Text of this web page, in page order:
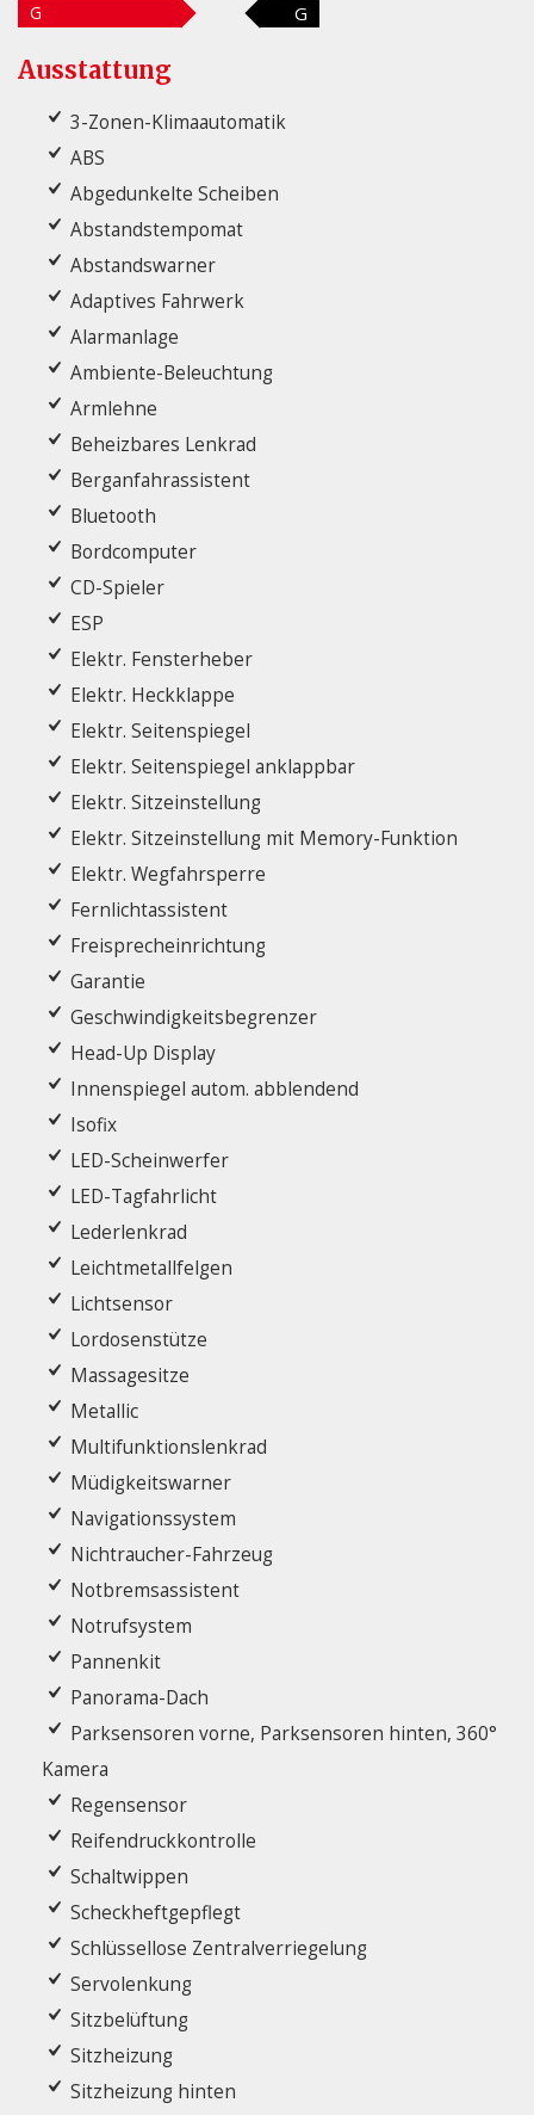
G
G
Ausstattung
3-Zonen-Klimaautomatik
ABS
Abgedunkelte Scheiben
Abstandstempomat
Abstandswarner
Adaptives Fahrwerk
Alarmanlage
Ambiente-Beleuchtung
Armlehne
Beheizbares Lenkrad
Berganfahrassistent
Bluetooth
Bordcomputer
CD-Spieler
ESP
Elektr. Fensterheber
Elektr. Heckklappe
Elektr. Seitenspiegel
Elektr. Seitenspiegel anklappbar
Elektr. Sitzeinstellung
Elektr. Sitzeinstellung mit Memory-Funktion
Elektr. Wegfahrsperre
Fernlichtassistent
Freisprecheinrichtung
Garantie
Geschwindigkeitsbegrenzer
Head-Up Display
Innenspiegel autom. abblendend
Isofix
LED-Scheinwerfer
LED-Tagfahrlicht
Lederlenkrad
Leichtmetallfelgen
Lichtsensor
Lordosenstütze
Massagesitze
Metallic
Multifunktionslenkrad
Müdigkeitswarner
Navigationssystem
Nichtraucher-Fahrzeug
Notbremsassistent
Notrufsystem
Pannenkit
Panorama-Dach
Parksensoren vorne, Parksensoren hinten, 360°
Kamera
Regensensor
Reifendruckkontrolle
Schaltwippen
Scheckheftgepflegt
Schlüssellose Zentralverriegelung
Servolenkung
Sitzbelüftung
Sitzheizung
Sitzheizung hinten